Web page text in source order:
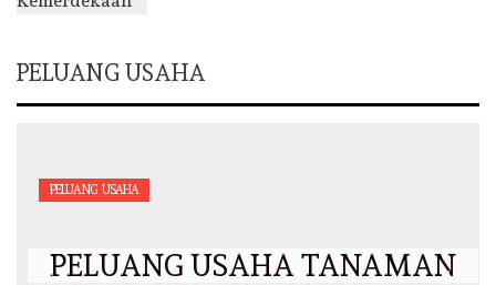
PELUANG USAHA
PELUANG USAHA
PELUANG USAHA TANAMAN